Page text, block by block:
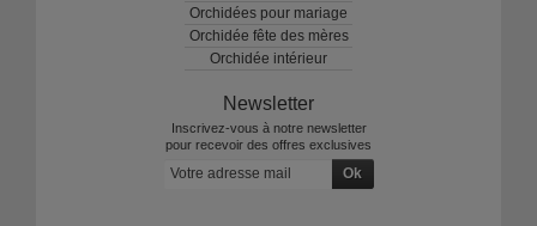
Orchidées pour mariage
Orchidée fête des mères
Orchidée intérieur
Newsletter
Inscrivez-vous à notre newsletter
pour recevoir des offres exclusives